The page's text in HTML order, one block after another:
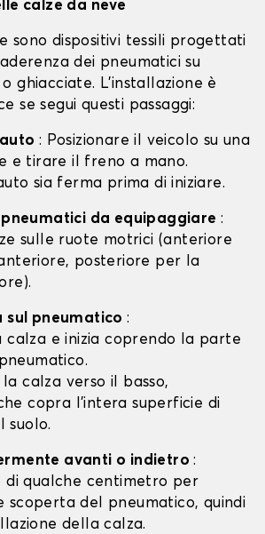
calze da neve
sono dispositivi tessili progettati
dei pneumatici su
ghiacciate. L'installazione è
se segui questi passaggi:
: Posizionare il veicolo su una
e tirare il freno a mano.
sia ferma prima di iniziare.
da equipaggiare :
sulle ruote motrici (anteriore
posteriore per la
sul pneumatico:
calza e inizia coprendo la parte
calza verso il basso,
copra l'intera superficie di
suolo.
avanti o indietro:
di qualche centimetro per
scoperta del pneumatico, quindi
della calza.